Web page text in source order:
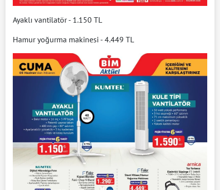
Ayaklı vantilatör - 1.150 TL
Hamur yoğurma makinesi - 4.449 TL